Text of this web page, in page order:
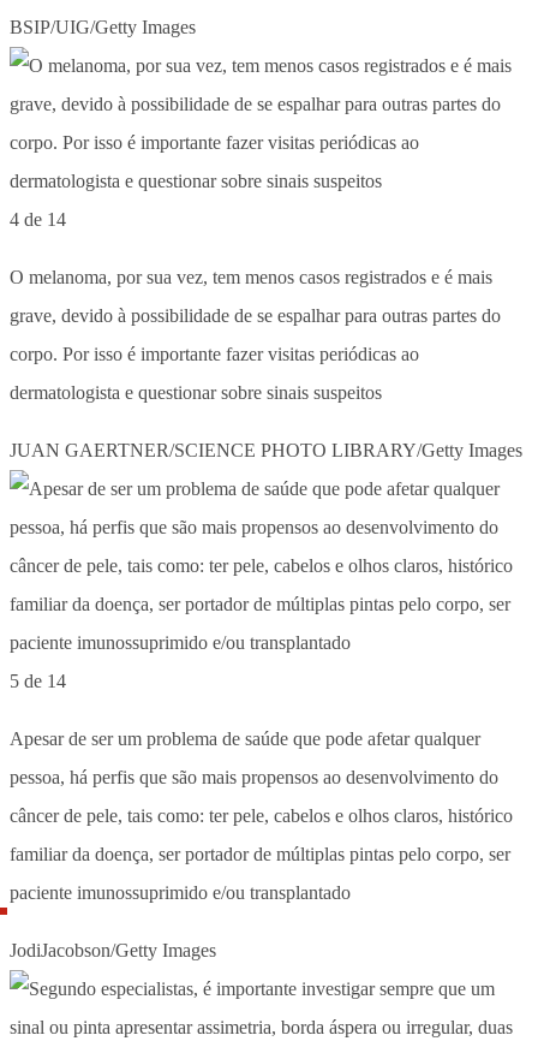
BSIP/UIG/Getty Images
4 de 14
O melanoma, por sua vez, tem menos casos registrados e é mais
grave, devido à possibilidade de se espalhar para outras partes do
corpo. Por isso é importante fazer visitas periódicas ao
dermatologista e questionar sobre sinais suspeitos
JUAN GAERTNER/SCIENCE PHOTO LIBRARY/Getty Images
5 de 14
Apesar de ser um problema de saúde que pode afetar qualquer
pessoa, há perfis que são mais propensos ao desenvolvimento do
câncer de pele, tais como: ter pele, cabelos e olhos claros, histórico
familiar da doença, ser portador de múltiplas pintas pelo corpo, ser
paciente imunossuprimido e/ou transplantado
JodiJacobson/Getty Images